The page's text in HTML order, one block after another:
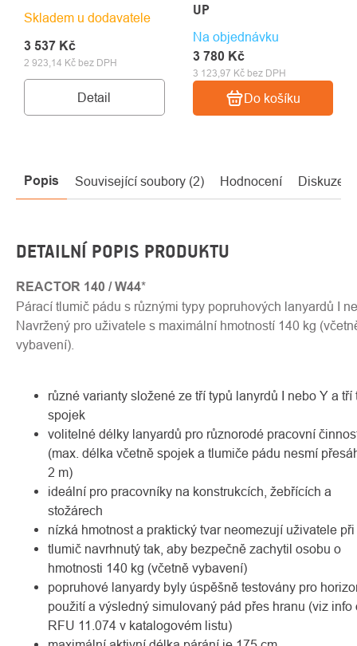
Skladem u dodavatele
2 923,14 Kč bez DPH
3 537 Kč
Detail
UP
Na objednávku
3 123,97 Kč bez DPH
3 780 Kč
Do košíku
Popis Související soubory (2) Hodnocení Diskuze
DETAILNÍ POPIS PRODUKTU
REACTOR 140 / W44*
Párací tlumič pádu s různými typy popruhových lanyardů I
Navržený pro uživatele s maximální hmotností 140 kg
vybavení).
různé varianty složené ze tří typů lanyrdů I nebo Y a tří
spojek
volitelné délky lanyardů pro různorodé pracovní
(max. délka včetně spojek a tlumiče pádu nesmí
2 m)
ideální pro pracovníky na konstrukcích, žebřících a
stožárech
nízká hmotnost a praktický tvar neomezují uživatele
tlumič navrhnutý tak, aby bezpečně zachytil osobu o
hmotnosti 140 kg (včetně vybavení)
popruhové lanyardy byly úspěšně testovány pro
použití a výsledný simulovaný pád přes hranu (viz info
RFU 11.074 v katalogovém listu)